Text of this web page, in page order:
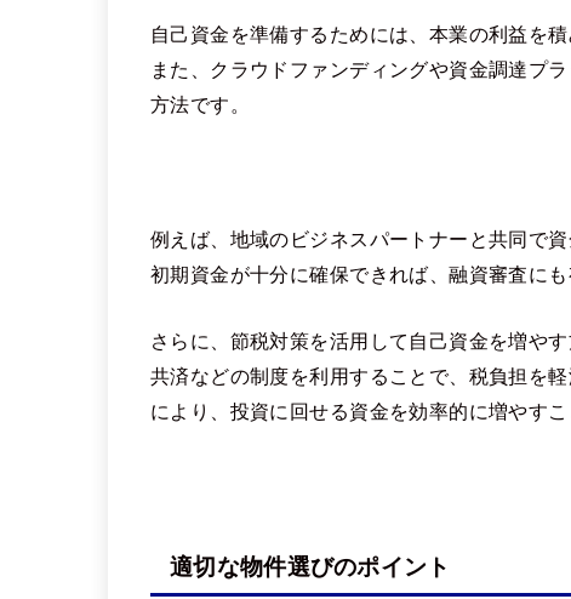
自己資金を準備するためには、本業の利益を
また、クラウドファンディングや資金調達プ
方法です。
例えば、地域のビジネスパートナーと共同で
初期資金が十分に確保できれば、融資審査にも
さらに、節税対策を活用して自己資金を増や
共済などの制度を利用することで、税負担を
により、投資に回せる資金を効率的に増やすこ
適切な物件選びのポイント